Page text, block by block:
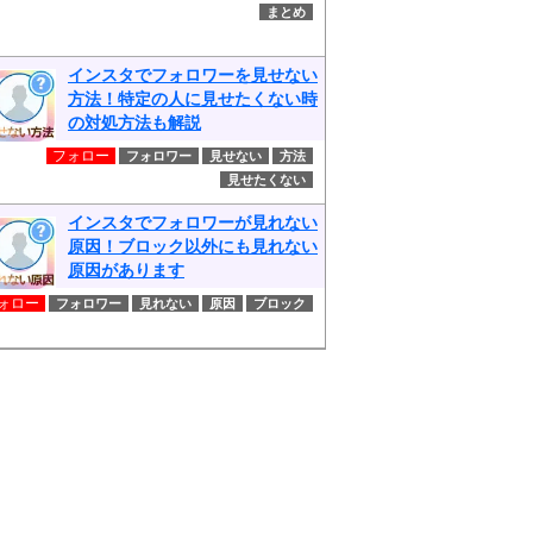
まとめ
インスタでフォロワーを見せない
方法！特定の人に見せたくない時
の対処方法も解説
フォロー フォロワー 見せない
方法
見せたくない
インスタでフォロワーが見れない
原因！ブロック以外にも見れない
原因があります
ロー フォロワー 見れない 原因 ブロック